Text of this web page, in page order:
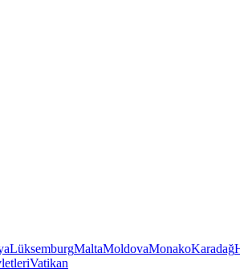
LüksemburgMaltaMoldovaMonakoKaradağ
Vatikan